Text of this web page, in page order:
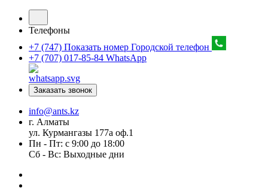
Телефоны
+7 (747) Показать номер Городской телефон
+7 (707) 017-85-84 WhatsApp
Заказать звонок
info@ants.kz
г. Алматы
ул. Курмангазы 177а оф.1
Пн - Пт: с 9:00 до 18:00
Сб - Вс: Выходные дни